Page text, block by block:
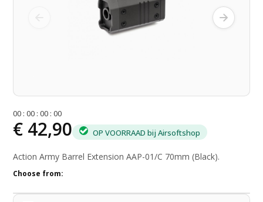
00 :00 :00 :00
€ 42,90 OP VOORRAAD bij Airsoftshop
Action Army Barrel Extension AAP-01/C 70mm (Black).
Choose from: